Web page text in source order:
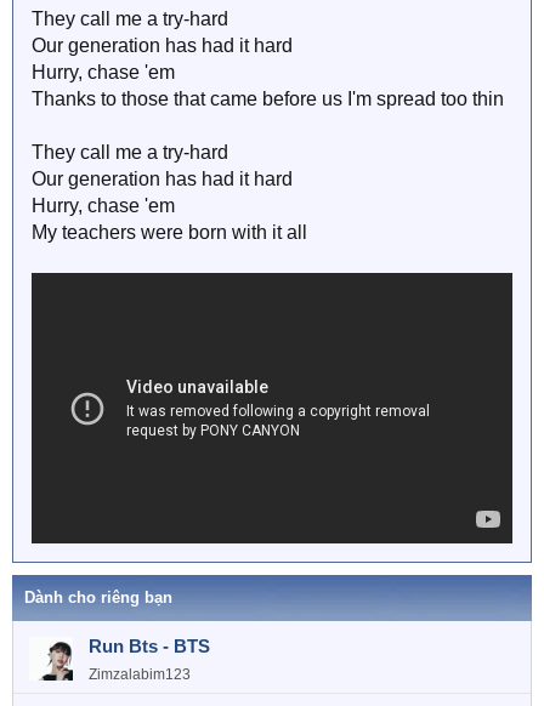
They call me a try-hard
Our generation has had it hard
Hurry, chase 'em
Thanks to those that came before us I'm spread too thin
They call me a try-hard
Our generation has had it hard
Hurry, chase 'em
My teachers were born with it all
Dành cho riêng bạn
Run Bts - BTS
Zimzalabim123